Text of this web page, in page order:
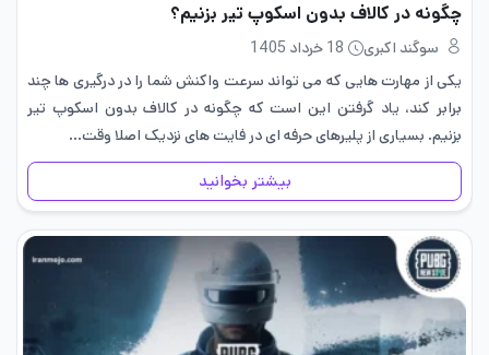
چگونه در کالاف بدون اسکوپ تیر بزنیم؟
سوگند اکبری
18 خرداد 1405
یکی از مهارت هایی که می تواند سرعت واکنش شما را در درگیری ها چند
برابر کند، یاد گرفتن این است که چگونه در کالاف بدون اسکوپ تیر
بزنیم. بسیاری از پلیرهای حرفه ای در فایت های نزدیک اصلا وقت…
بیشتر بخوانید